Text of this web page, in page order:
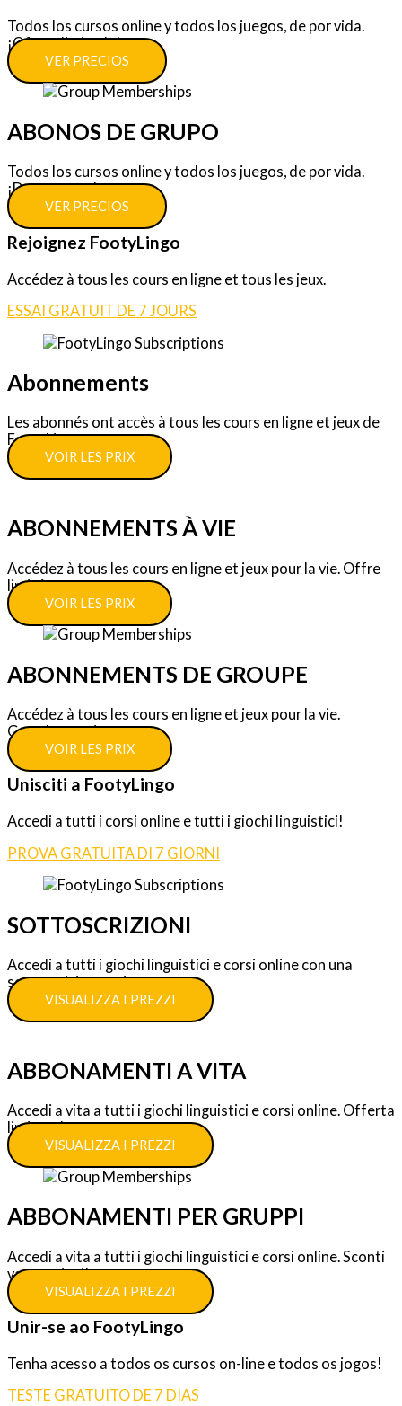
Todos los cursos online y todos los juegos, de por vida.
¡Oferta limitada!
VER PRECIOS
ABONOS DE GRUPO
Todos los cursos online y todos los juegos, de por vida.
¡Descuentos!
VER PRECIOS
Rejoignez FootyLingo
Accédez à tous les cours en ligne et tous les jeux.
ESSAI GRATUIT DE 7 JOURS
Abonnements
Les abonnés ont accès à tous les cours en ligne et jeux de
FootyLingo.
VOIR LES PRIX
ABONNEMENTS À VIE
Accédez à tous les cours en ligne et jeux pour la vie. Offre
limitée.
VOIR LES PRIX
ABONNEMENTS DE GROUPE
Accédez à tous les cours en ligne et jeux pour la vie.
Grandes remises.
VOIR LES PRIX
Unisciti a FootyLingo
Accedi a tutti i corsi online e tutti i giochi linguistici!
PROVA GRATUITA DI 7 GIORNI
SOTTOSCRIZIONI
Accedi a tutti i giochi linguistici e corsi online con una
sottoscrizione unica.
VISUALIZZA I PREZZI
ABBONAMENTI A VITA
Accedi a vita a tutti i giochi linguistici e corsi online. Offerta
limitata!
VISUALIZZA I PREZZI
ABBONAMENTI PER GRUPPI
Accedi a vita a tutti i giochi linguistici e corsi online. Sconti
vantaggiosi!
VISUALIZZA I PREZZI
Unir-se ao FootyLingo
Tenha acesso a todos os cursos on-line e todos os jogos!
TESTE GRATUITO DE 7 DIAS